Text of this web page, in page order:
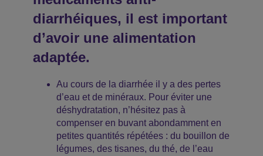
diarrhéiques, il est important
d’avoir une alimentation
adaptée.
Au cours de la diarrhée il y a des pertes
d’eau et de minéraux. Pour éviter une
déshydratation, n’hésitez pas à
compenser en buvant abondamment en
petites quantités répétées : du bouillon de
légumes, des tisanes, du thé, de l’eau